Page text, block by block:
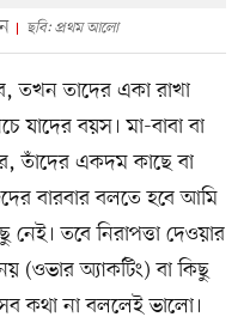
ছবি: প্রথম আলো
তখন তাদের একা রাখা
যাদের বয়স। মা-বাবা বা
তাঁদের একদম কাছে বা
বারবার বলতে হবে আমি
তবে নিরাপত্তা দেওয়ার
(ওভার অ্যাকটিং) বা কিছু
কথা না বললেই ভালো।